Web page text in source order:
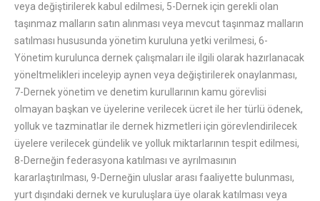
veya değiştirilerek kabul edilmesi, 5-Dernek için gerekli olan
taşınmaz malların satın alınması veya mevcut taşınmaz malların
satılması hususunda yönetim kuruluna yetki verilmesi, 6-
Yönetim kurulunca dernek çalışmaları ile ilgili olarak hazırlanacak
yöneltmelikleri inceleyip aynen veya değiştirilerek onaylanması,
7-Dernek yönetim ve denetim kurullarının kamu görevlisi
olmayan başkan ve üyelerine verilecek ücret ile her türlü ödenek,
yolluk ve tazminatlar ile dernek hizmetleri için görevlendirilecek
üyelere verilecek gündelik ve yolluk miktarlarının tespit edilmesi,
8-Derneğin federasyona katılması ve ayrılmasının
kararlaştırılması, 9-Derneğin uluslar arası faaliyette bulunması,
yurt dışındaki dernek ve kuruluşlara üye olarak katılması veya